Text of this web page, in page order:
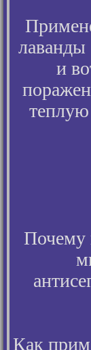
лаванды
и
теплую
Почему
Как